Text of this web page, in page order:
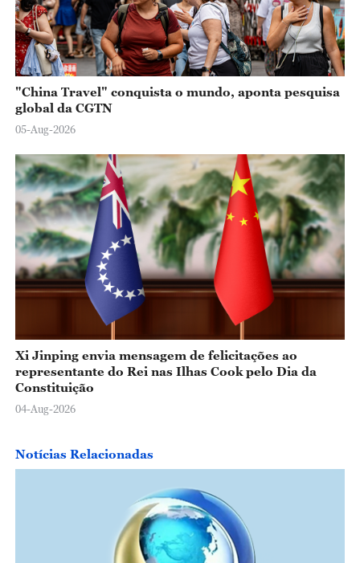
"China Travel" conquista o mundo, aponta pesquisa
global da CGTN
05-Aug-2026
Xi Jinping envia mensagem de felicitações ao
representante do Rei nas Ilhas Cook pelo Dia da
Constituição
04-Aug-2026
Notícias Relacionadas